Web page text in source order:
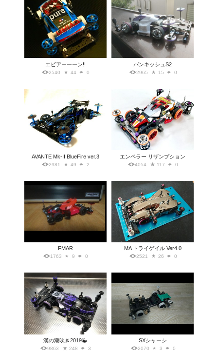
エビアーーーン!!
2540 44 0
バンキッシュS2
2965 15 0
AVANTE Mk-II BlueFire ver.3
2981 49 2
エンペラー リザンプション
4054 117 0
FMAR
1763 9 0
MA トライゲイル Ver4.0
2521 26 0
漢の潮吹き2019🐳
9863 248 3
SXシャーシ
2070 3 0